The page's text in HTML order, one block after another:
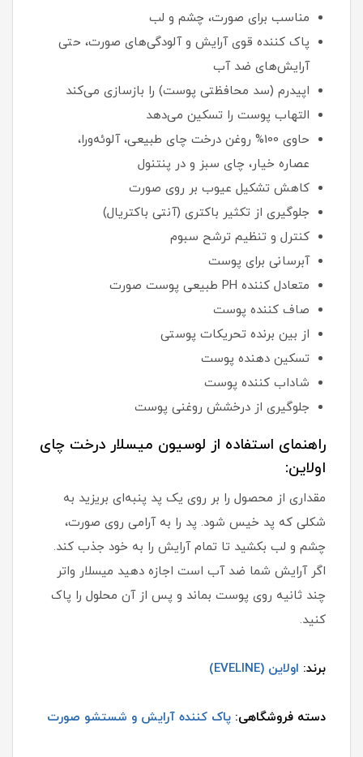
مناسب برای صورت، چشم و لب
پاک کننده قوی آرایش و آلودگی‌های صورت، حتی
آرایش‌های ضد آب
اپیدرم (سد محافظتی پوست) را بازسازی می‌کند
التهاب پوست را تسکین می‌دهد
حاوی 100% روغن درخت چای طبیعی، آلوئه‌ورا،
عصاره خیار، چای سبز و در پنتنول
کاهش تشکیل عیوب بر روی صورت
جلوگیری از تکثیر باکتری (آنتی باکتریال)
کنترل و تنظیم ترشح سبوم
آبرسانی برای پوست
متعادل کننده PH طبیعی پوست صورت
صاف کننده پوست
از بین برنده تحریکات پوستی
تسکین دهنده پوست
شاداب کننده پوست
جلوگیری از درخشش روغنی پوست
راهنمای استفاده از لوسیون میسلار درخت چای
اولاین:
مقداری از محصول را بر روی یک پد پنبه‌ای بریزید به
شکلی که پد خیس شود. پد را به آرامی روی صورت،
چشم و لب بکشید تا تمام آرایش را به خود جذب کند.
اگر آرایش شما ضد آب است اجازه دهید میسلار واتر
چند ثانیه روی پوست بماند و پس از آن محلول را پاک
کنید.
برند: اولاین (EVELINE)
دسته فروشگاهی: پاک کننده آرایش و شستشو صورت